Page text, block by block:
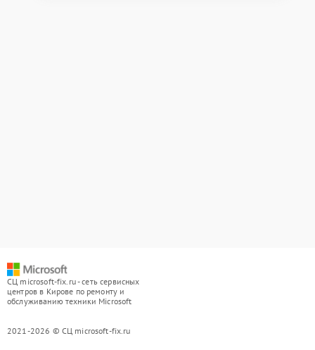
СЦ microsoft-fix.ru - сеть сервисных
центров в Кирове по ремонту и
обслуживанию техники Microsoft
2021-2026 © СЦ microsoft-fix.ru